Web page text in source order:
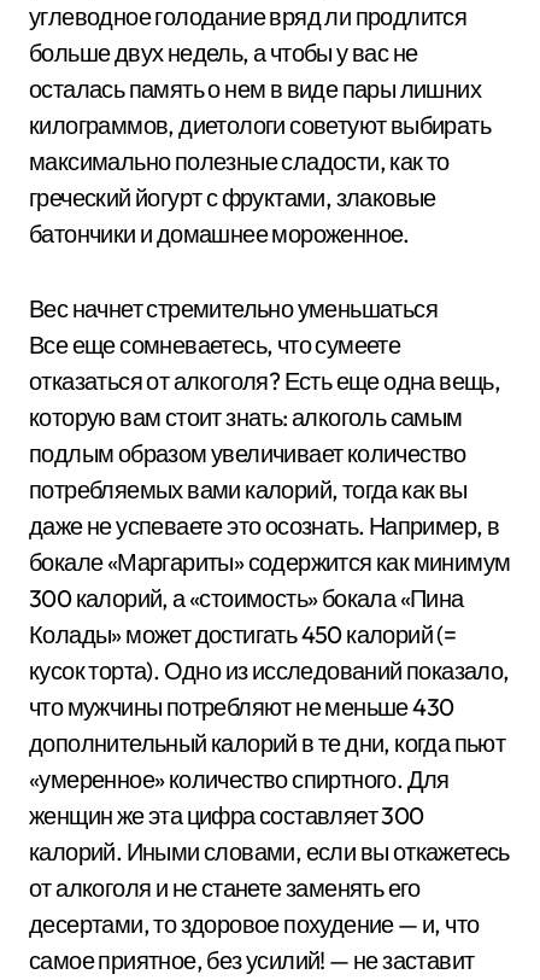
углеводное голодание вряд ли продлится
больше двух недель, а чтобы у вас не
осталась память о нем в виде пары лишних
килограммов, диетологи советуют выбирать
максимально полезные сладости, как то
греческий йогурт с фруктами, злаковые
батончики и домашнее мороженное.
Вес начнет стремительно уменьшаться
Все еще сомневаетесь, что сумеете
отказаться от алкоголя? Есть еще одна вещь,
которую вам стоит знать: алкоголь самым
подлым образом увеличивает количество
потребляемых вами калорий, тогда как вы
даже не успеваете это осознать. Например, в
бокале «Маргариты» содержится как минимум
300 калорий, а «стоимость» бокала «Пина
Колады» может достигать 450 калорий (=
кусок торта). Одно из исследований показало,
что мужчины потребляют не меньше 430
дополнительный калорий в те дни, когда пьют
«умеренное» количество спиртного. Для
женщин же эта цифра составляет 300
калорий. Иными словами, если вы откажетесь
от алкоголя и не станете заменять его
десертами, то здоровое похудение — и, что
самое приятное, без усилий! — не заставит